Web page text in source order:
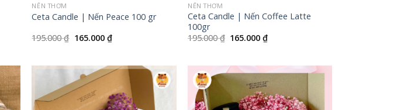
NẾN THƠM
Ceta Candle | Nến Peace 100 gr
195.000₫ Giá
165.000 ₫Giá
hiện
165.000 ₫.
NẾN THƠM
Ceta Candle | Nến Coffee Latte
100gr
195.000₫ Giá
165.000₫Giá
165.000 ₫.